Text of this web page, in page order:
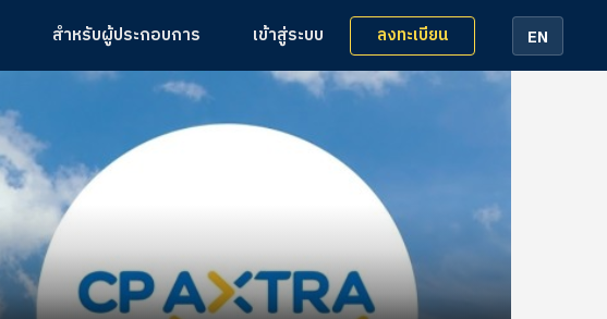
สำหรับผู้ประกอบการ เข้าสู่ระบบ ลงทะเบียน EN